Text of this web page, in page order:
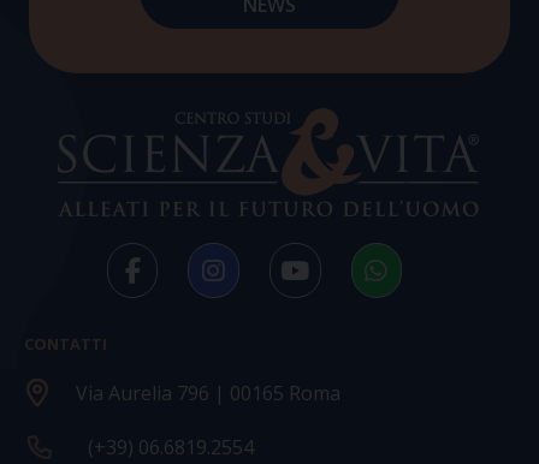
CONTATTI
Via Aurelia 796 | 00165 Roma
(+39) 06.6819.2554